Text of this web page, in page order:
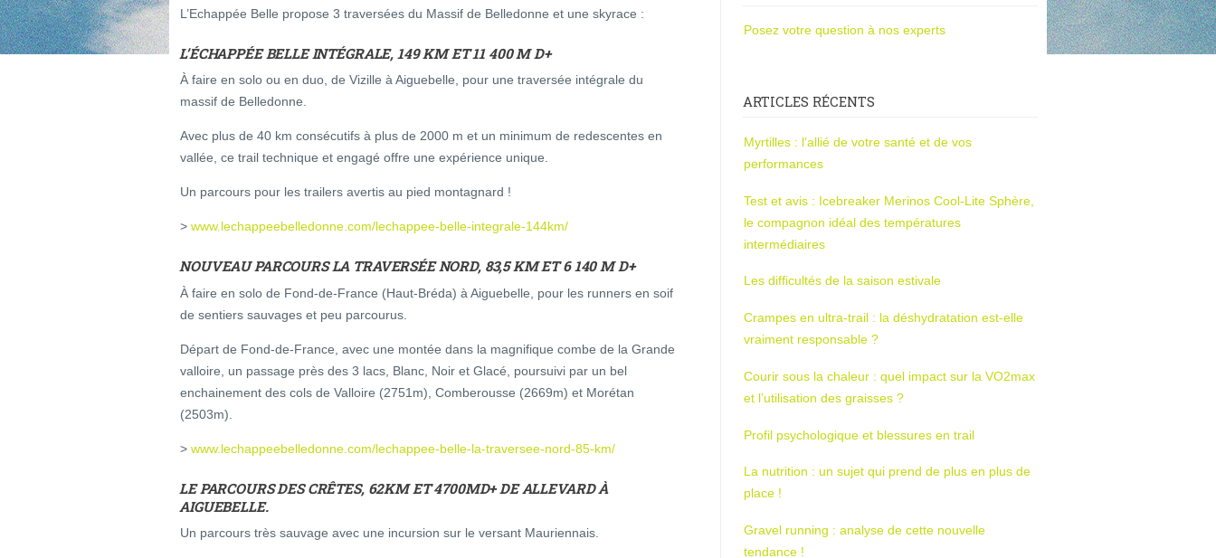
L’Echappée Belle propose 3 traversées du Massif de Belledonne et une skyrace :
L’ÉCHAPPÉE BELLE INTÉGRALE, 149 KM ET 11 400 M D+
À faire en solo ou en duo, de Vizille à Aiguebelle, pour une traversée intégrale du
massif de Belledonne.
Avec plus de 40 km consécutifs à plus de 2000 m et un minimum de redescentes en
vallée, ce trail technique et engagé offre une expérience unique.
Un parcours pour les trailers avertis au pied montagnard !
> www.lechappeebelledonne.com/lechappee-belle-integrale-144km/
NOUVEAU PARCOURS LA TRAVERSÉE NORD, 83,5 KM ET 6 140 M D+
À faire en solo de Fond-de-France (Haut-Bréda) à Aiguebelle, pour les runners en soif
de sentiers sauvages et peu parcourus.
Départ de Fond-de-France, avec une montée dans la magnifique combe de la Grande
valloire, un passage près des 3 lacs, Blanc, Noir et Glacé, poursuivi par un bel
enchainement des cols de Valloire (2751m), Comberousse (2669m) et Morétan
(2503m).
> www.lechappeebelledonne.com/lechappee-belle-la-traversee-nord-85-km/
LE PARCOURS DES CRÊTES, 62KM ET 4700MD+ DE ALLEVARD À
AIGUEBELLE.
Un parcours très sauvage avec une incursion sur le versant Mauriennais.
Posez votre question à nos experts
ARTICLES RÉCENTS
Myrtilles : l’allié de votre santé et de vos
performances
Test et avis : Icebreaker Merinos Cool-Lite Sphère,
le compagnon idéal des températures
intermédiaires
Les difficultés de la saison estivale
Crampes en ultra-trail : la déshydratation est-elle
vraiment responsable ?
Courir sous la chaleur : quel impact sur la VO2max
et l’utilisation des graisses ?
Profil psychologique et blessures en trail
La nutrition : un sujet qui prend de plus en plus de
place !
Gravel running : analyse de cette nouvelle
tendance !